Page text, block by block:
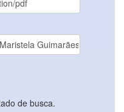
de busca.